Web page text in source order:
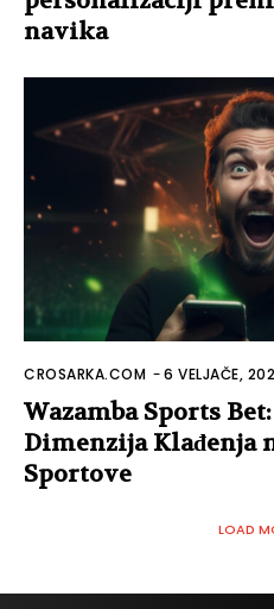
navika
CROSARKA.COM -6 VELJAČE,
Wazamba Sports
Dimenzija Klađenja
Sportove
LOAD